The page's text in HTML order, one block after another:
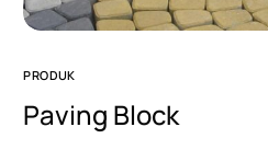
PRODUK
Paving Block